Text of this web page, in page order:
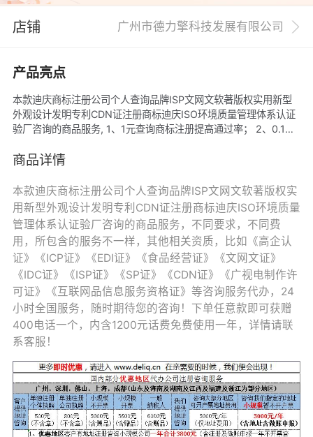
店铺 广州市德力擎科技发展有限公司
产品亮点
本款迪庆商标注册公司个人查询品牌ISP文网文软著版权实用新型
外观设计发明专利CDN证注册商标迪庆ISO环境质量管理体系认证
验厂咨询的商品服务, 1、1元查询商标注册提高通过率； 2、0.1元
赠高端网站建设（含5G服务器空间含网站域名）； 5、注册商标可
入驻平台还可装修代运营； 8、可单独购买赠品； 9、24小时客户
服务； 10、终身免费技术指导。
商品详情
本款迪庆商标注册公司个人查询品牌ISP文网文软著版权实
用新型外观设计发明专利CDN证注册商标迪庆ISO环境质量
管理体系认证验厂咨询的商品服务，不同要求，不同费
用，所包含的服务不一样，其他相关资质，比如《高企认
证》《ICP证》《EDI证》《食品经营证》《文网文证》
《IDC证》《ISP证》《SP证》《CDN证》《广视电制作许
可证》《互联网品信息服务资格证》等咨询服务代办，24
小时全国服务，随时期待您的咨询！下单任意款即可获赠
400电话一个，内含1200元话费免费使用一年，详情请联
系客服！